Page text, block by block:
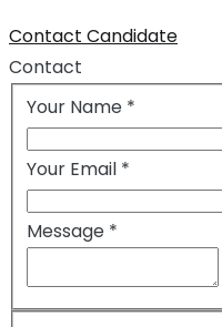
Contact Candidate
Contact
Your Name *
Your Email *
Message *